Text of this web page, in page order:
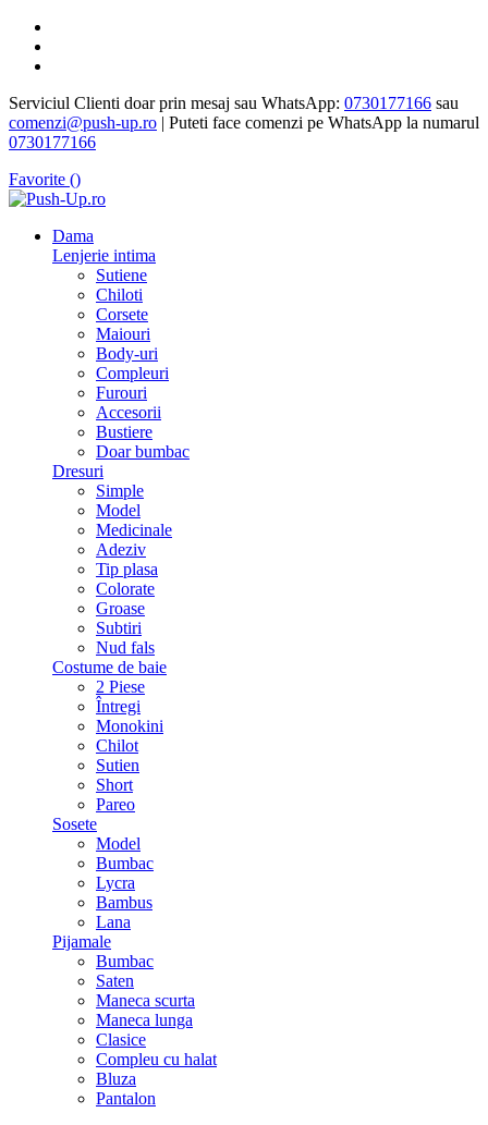
Serviciul Clienti doar prin mesaj sau WhatsApp: 0730177166 sau
comenzi@push-up.ro | Puteti face comenzi pe WhatsApp la numarul
0730177166
Favorite ()
Dama
Lenjerie intima
Sutiene
Chiloti
Corsete
Maiouri
Body-uri
Compleuri
Furouri
Accesorii
Bustiere
Doar bumbac
Dresuri
Simple
Model
Medicinale
Adeziv
Tip plasa
Colorate
Groase
Subtiri
Nud fals
Costume de baie
2 Piese
Întregi
Monokini
Chilot
Sutien
Short
Pareo
Sosete
Model
Bumbac
Lycra
Bambus
Lana
Pijamale
Bumbac
Saten
Maneca scurta
Maneca lunga
Clasice
Compleu cu halat
Bluza
Pantalon